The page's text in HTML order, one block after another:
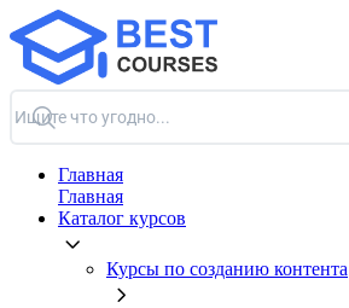
Главная
Главная
Каталог курсов
Курсы по созданию контента